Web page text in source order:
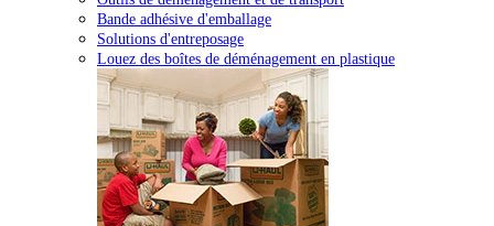
Bande adhésive d'emballage
Solutions d'entreposage
Louez des boîtes de déménagement en plastique